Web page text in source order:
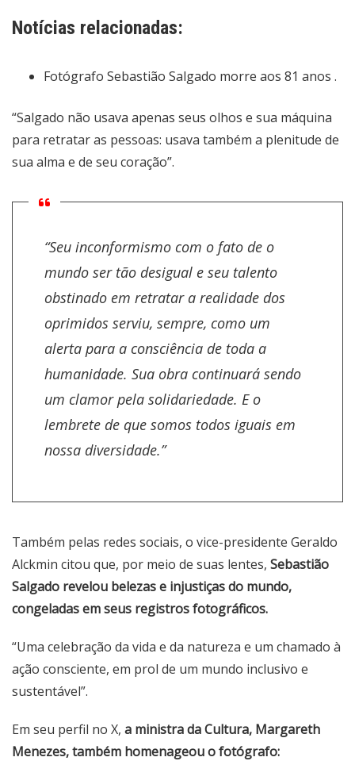
Notícias relacionadas:
Fotógrafo Sebastião Salgado morre aos 81 anos .
“Salgado não usava apenas seus olhos e sua máquina
para retratar as pessoas: usava também a plenitude de
sua alma e de seu coração”.
“Seu inconformismo com o fato de o
mundo ser tão desigual e seu talento
obstinado em retratar a realidade dos
oprimidos serviu, sempre, como um
alerta para a consciência de toda a
humanidade. Sua obra continuará sendo
um clamor pela solidariedade. E o
lembrete de que somos todos iguais em
nossa diversidade.”
Também pelas redes sociais, o vice-presidente Geraldo
Alckmin citou que, por meio de suas lentes, Sebastião
Salgado revelou belezas e injustiças do mundo,
congeladas em seus registros fotográficos.
“Uma celebração da vida e da natureza e um chamado à
ação consciente, em prol de um mundo inclusivo e
sustentável”.
Em seu perfil no X, a ministra da Cultura, Margareth
Menezes, também homenageou o fotógrafo: